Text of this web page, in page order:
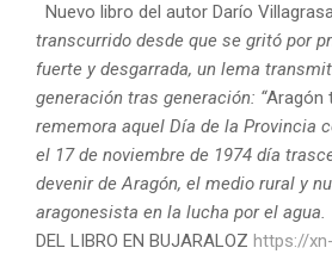
Nuevo libro del autor Darío
transcurrido desde que se gritó por
fuerte y desgarrada, un lema
generación tras generación: “Aragón
rememora aquel Día de la Provincia
el 17 de noviembre de 1974 día
devenir de Aragón, el medio rural y
aragonesista en la lucha por el agua.
DEL LIBRO EN BUJARALOZ https://